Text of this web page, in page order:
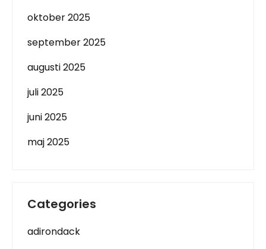
oktober 2025
september 2025
augusti 2025
juli 2025
juni 2025
maj 2025
Categories
adirondack